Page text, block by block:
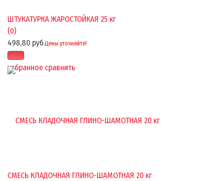
избранное сравнить
ШТУКАТУРКА ЖАРОСТОЙКАЯ 25 кг
(0)
498,80 руб.Цены уточняйте!
СМЕСЬ КЛАДОЧНАЯ ГЛИНО-ШАМОТНАЯ 20 кг